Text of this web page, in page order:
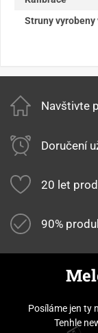
Struny vyrobeny
Navštivte
Doručení
20 let
90%
Posíláme jen ty
Tenhle